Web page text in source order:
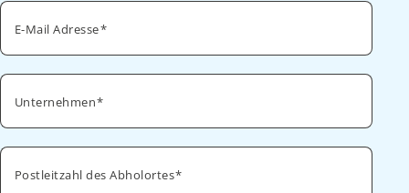
E-Mail Adresse
Unternehmen
Postleitzahl des Abholortes